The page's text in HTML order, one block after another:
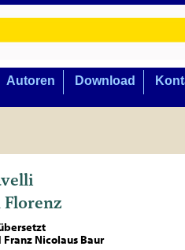
Autoren Download
Nicolaus Baur